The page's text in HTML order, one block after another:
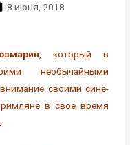
8 июня, 2018
, который в
необычайными
своими сине-
в свое время